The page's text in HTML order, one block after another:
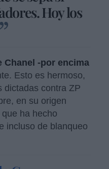
Hoy los
Chanel -por encima
Esto es hermoso,
dictadas contra ZP
en su origen
ha hecho
incluso de blanqueo